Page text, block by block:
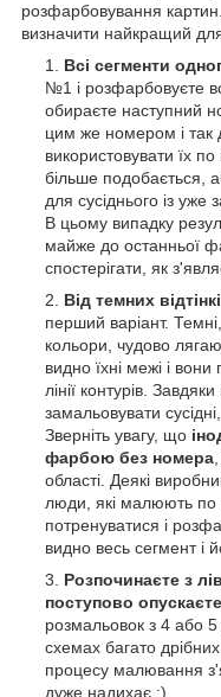
розфарбовування
визначити найкращий
Всі сегменти
№1 і розфарбовуєте
обираєте наступний
цим же номером і так
використовувати їх
більше подобається,
для сусіднього із
В цьому випадку
майже до останньої
спостерігати, як
Від темних
перший варіант.
кольори, чудово
видно їхні межі і
лінії контурів.
замальовувати
Зверніть увагу, що
фарбою без номера
області. Деякі
люди, які малюють
потренуватися і
видно весь сегмент і
Розпочинаєте з
поступово
розмальовок з 4 або 5
схемах багато
процесу малювання
дуже надихає :)